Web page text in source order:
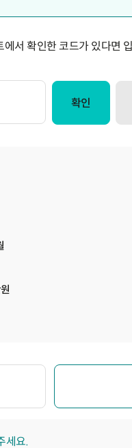
서 확인한 코드가 있다면
확인
세요.